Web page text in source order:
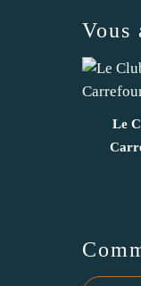
Vous
Le